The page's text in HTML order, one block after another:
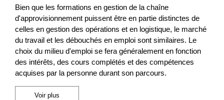
Bien que les formations en gestion de la chaîne
d'approvisionnement puissent être en partie distinctes de
celles en gestion des opérations et en logistique, le marché
du travail et les débouchés en emploi sont similaires. Le
choix du milieu d'emploi se fera généralement en fonction
des intérêts, des cours complétés et des compétences
acquises par la personne durant son parcours.
Voir plus